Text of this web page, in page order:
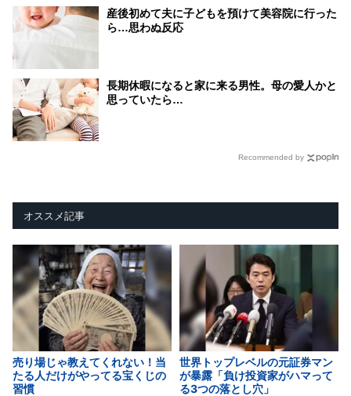
産後初めて夫に子どもを預けて美容院に行った
ら…思わぬ反応
長期休暇になると家に来る男性。母の愛人かと
思っていたら…
Recommended by
オススメ記事
売り場じゃ教えてくれない！当
たる人だけがやってる宝くじの
習慣
世界トップレベルの元証券マン
が暴露「負け投資家がハマって
る3つの落とし穴」